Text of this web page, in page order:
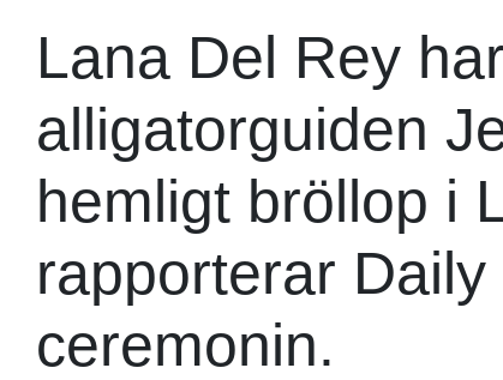
Lana Del Rey
alligatorguiden
hemligt bröllop i
rapporterar
ceremonin.